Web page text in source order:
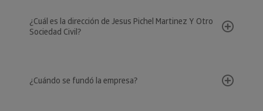
¿Cuál es la dirección de Jesus Pichel Martinez Y Otro
Sociedad Civil?
¿Cuándo se fundó la empresa?